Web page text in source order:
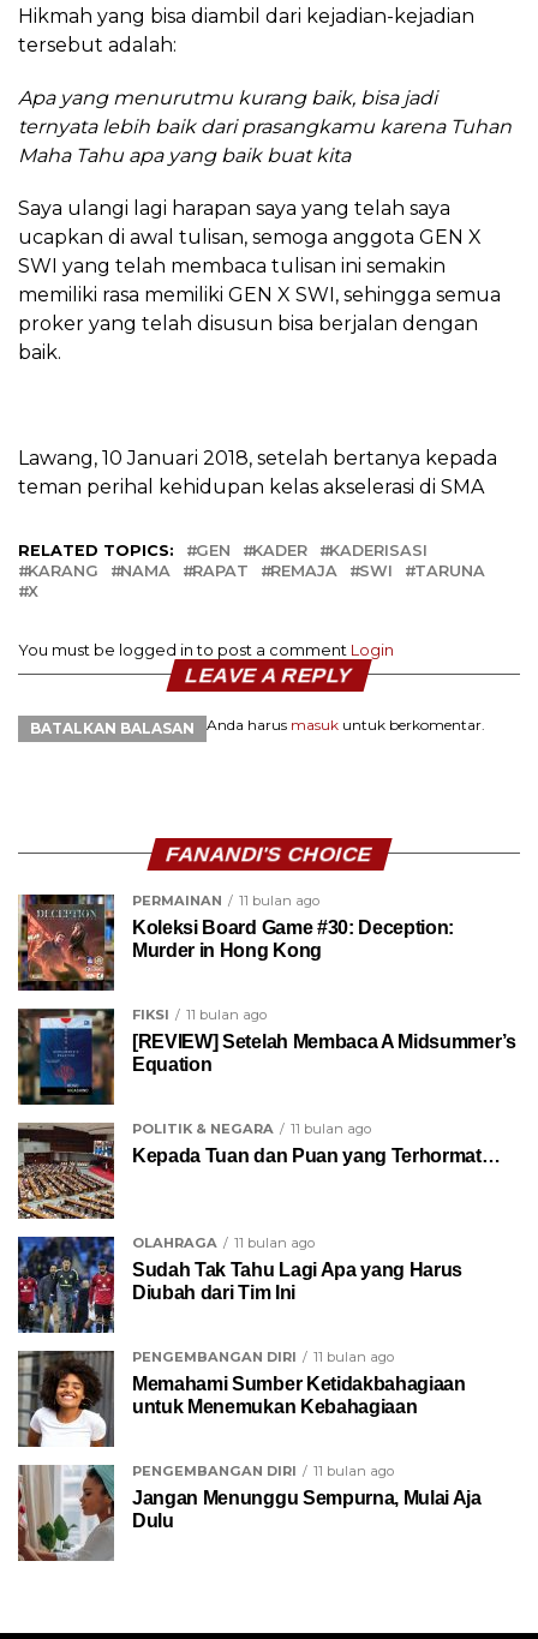
Hikmah yang bisa diambil dari kejadian-kejadian
tersebut adalah:
Apa yang menurutmu kurang baik, bisa jadi
ternyata lebih baik dari prasangkamu karena Tuhan
Maha Tahu apa yang baik buat kita
Saya ulangi lagi harapan saya yang telah saya
ucapkan di awal tulisan, semoga anggota GEN X
SWI yang telah membaca tulisan ini semakin
memiliki rasa memiliki GEN X SWI, sehingga semua
proker yang telah disusun bisa berjalan dengan
baik.
Lawang, 10 Januari 2018, setelah bertanya kepada
teman perihal kehidupan kelas akselerasi di SMA
RELATED TOPICS: GEN KADER
KADERISASI
KARANG
NAMA RAPAT REMAJA SWI
TARUNA
X
You must be logged in to post a comment Login
LEAVE A REPLY
BATALKAN BALASAN Anda harus masuk untuk berkomentar.
FANANDI'S CHOICE
PERMAINAN 11 bulan ago
Koleksi Board Game #30: Deception:
Murder in Hong Kong
FIKSI 11 bulan ago
[REVIEW] Setelah Membaca A Midsummer’s
Equation
POLITIK & NEGARA 11 bulan ago
Kepada Tuan dan Puan yang Terhormat…
OLAHRAGA 11 bulan ago
Sudah Tak Tahu Lagi Apa yang Harus
Diubah dari Tim Ini
PENGEMBANGAN DIRI 11 bulan ago
Memahami Sumber Ketidakbahagiaan
untuk Menemukan Kebahagiaan
PENGEMBANGAN DIRI 11 bulan ago
Jangan Menunggu Sempurna, Mulai Aja
Dulu